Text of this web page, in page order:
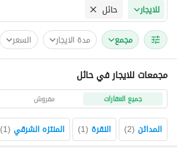
للايجار حائل
مجمع مدة الايجار السعر
مجمعات للايجار في حائل
جميع العقارات مفروش
المدائن (
2
) النقرة (
1
) المنتزه الشرقي (
1
)